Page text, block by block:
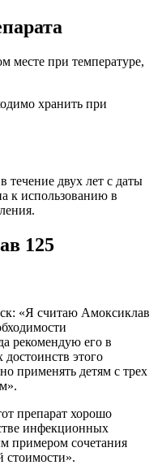
месте при температуре,
хранить при
течение двух лет с даты
к использованию в
125
«Я считаю Амоксиклав
рекомендую его в
этого
применять детям с трех
препарат хорошо
инфекционных
примером сочетания
стоимости».